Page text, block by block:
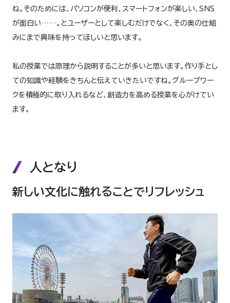
ね。そのためには、パソコンが便利、スマートフォンが楽しい、SNS
が面白い……。とユーザーとして楽しむだけでなく、その奥の仕組
みにまで興味を持ってほしいと思います。
私の授業では原理から説明することが多いと思います。作り手とし
ての知識や経験をきちんと伝えていきたいですね。グループワー
クを積極的に取り入れるなど、創造力を高める授業を心がけてい
ます。
人となり
新しい文化に触れることでリフレッシュ